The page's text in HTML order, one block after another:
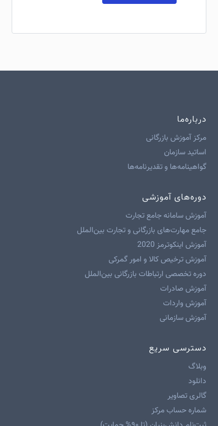
درباره‌ما
مرکز آموزش بازرگانی
اساتید سازمان
گواهینامه‌ها و تقدیرنامه‌ها
دوره‌های آموزشی
آموزش سامانه جامع تجارت
جامع مهارت‌های بازرگانی و تجارت بین‌الملل
آموزش اینکوترمز 2020
آموزش ترخیص کالا و امور گمرکی
دوره تخصصی ارتباطات بازرگانی بین‌الملل
آموزش صادرات
آموزش واردات
آموزش سازمانی
دسترسی سریع
وبلاگ
دانلود
گالری تصاویر
شماره حساب مرکز